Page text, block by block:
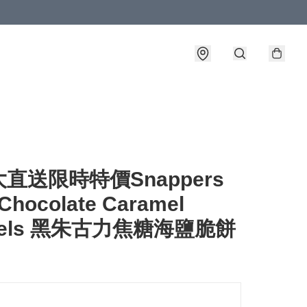
直送限時特價Snappers
Caramel
黑朱古力焦糖海鹽脆餅